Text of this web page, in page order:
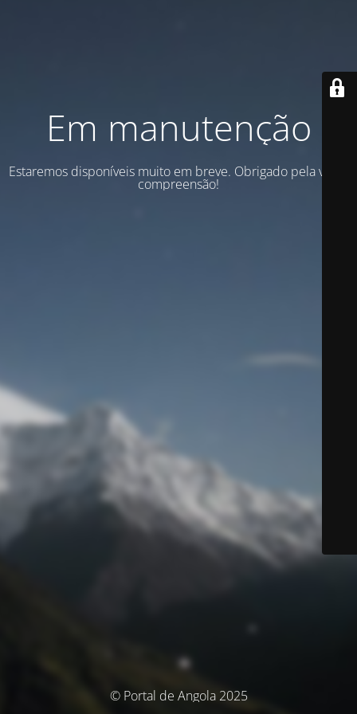
Em manutenção
Estaremos disponíveis muito em breve. Obrigado pela vossa
compreensão!
© Portal de Angola 2025